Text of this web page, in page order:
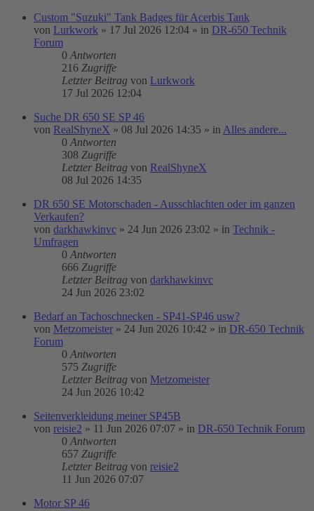
Custom "Suzuki" Tank Badges für Acerbis Tank
von Lurkwork » 17 Jul 2026 12:04 » in DR-650 Technik
Forum
0 Antworten
216 Zugriffe
Letzter Beitrag von Lurkwork
17 Jul 2026 12:04
Suche DR 650 SE SP 46
von RealShyneX » 08 Jul 2026 14:35 » in Alles andere...
0 Antworten
308 Zugriffe
Letzter Beitrag von RealShyneX
08 Jul 2026 14:35
DR 650 SE Motorschaden - Ausschlachten oder im ganzen
Verkaufen?
von darkhawkinvc » 24 Jun 2026 23:02 » in Technik -
Umfragen
0 Antworten
666 Zugriffe
Letzter Beitrag von darkhawkinvc
24 Jun 2026 23:02
Bedarf an Tachoschnecken - SP41-SP46 usw?
von Metzomeister » 24 Jun 2026 10:42 » in DR-650 Technik
Forum
0 Antworten
575 Zugriffe
Letzter Beitrag von Metzomeister
24 Jun 2026 10:42
Seitenverkleidung meiner SP45B
von reisie2 » 11 Jun 2026 07:07 » in DR-650 Technik Forum
0 Antworten
657 Zugriffe
Letzter Beitrag von reisie2
11 Jun 2026 07:07
Motor SP 46